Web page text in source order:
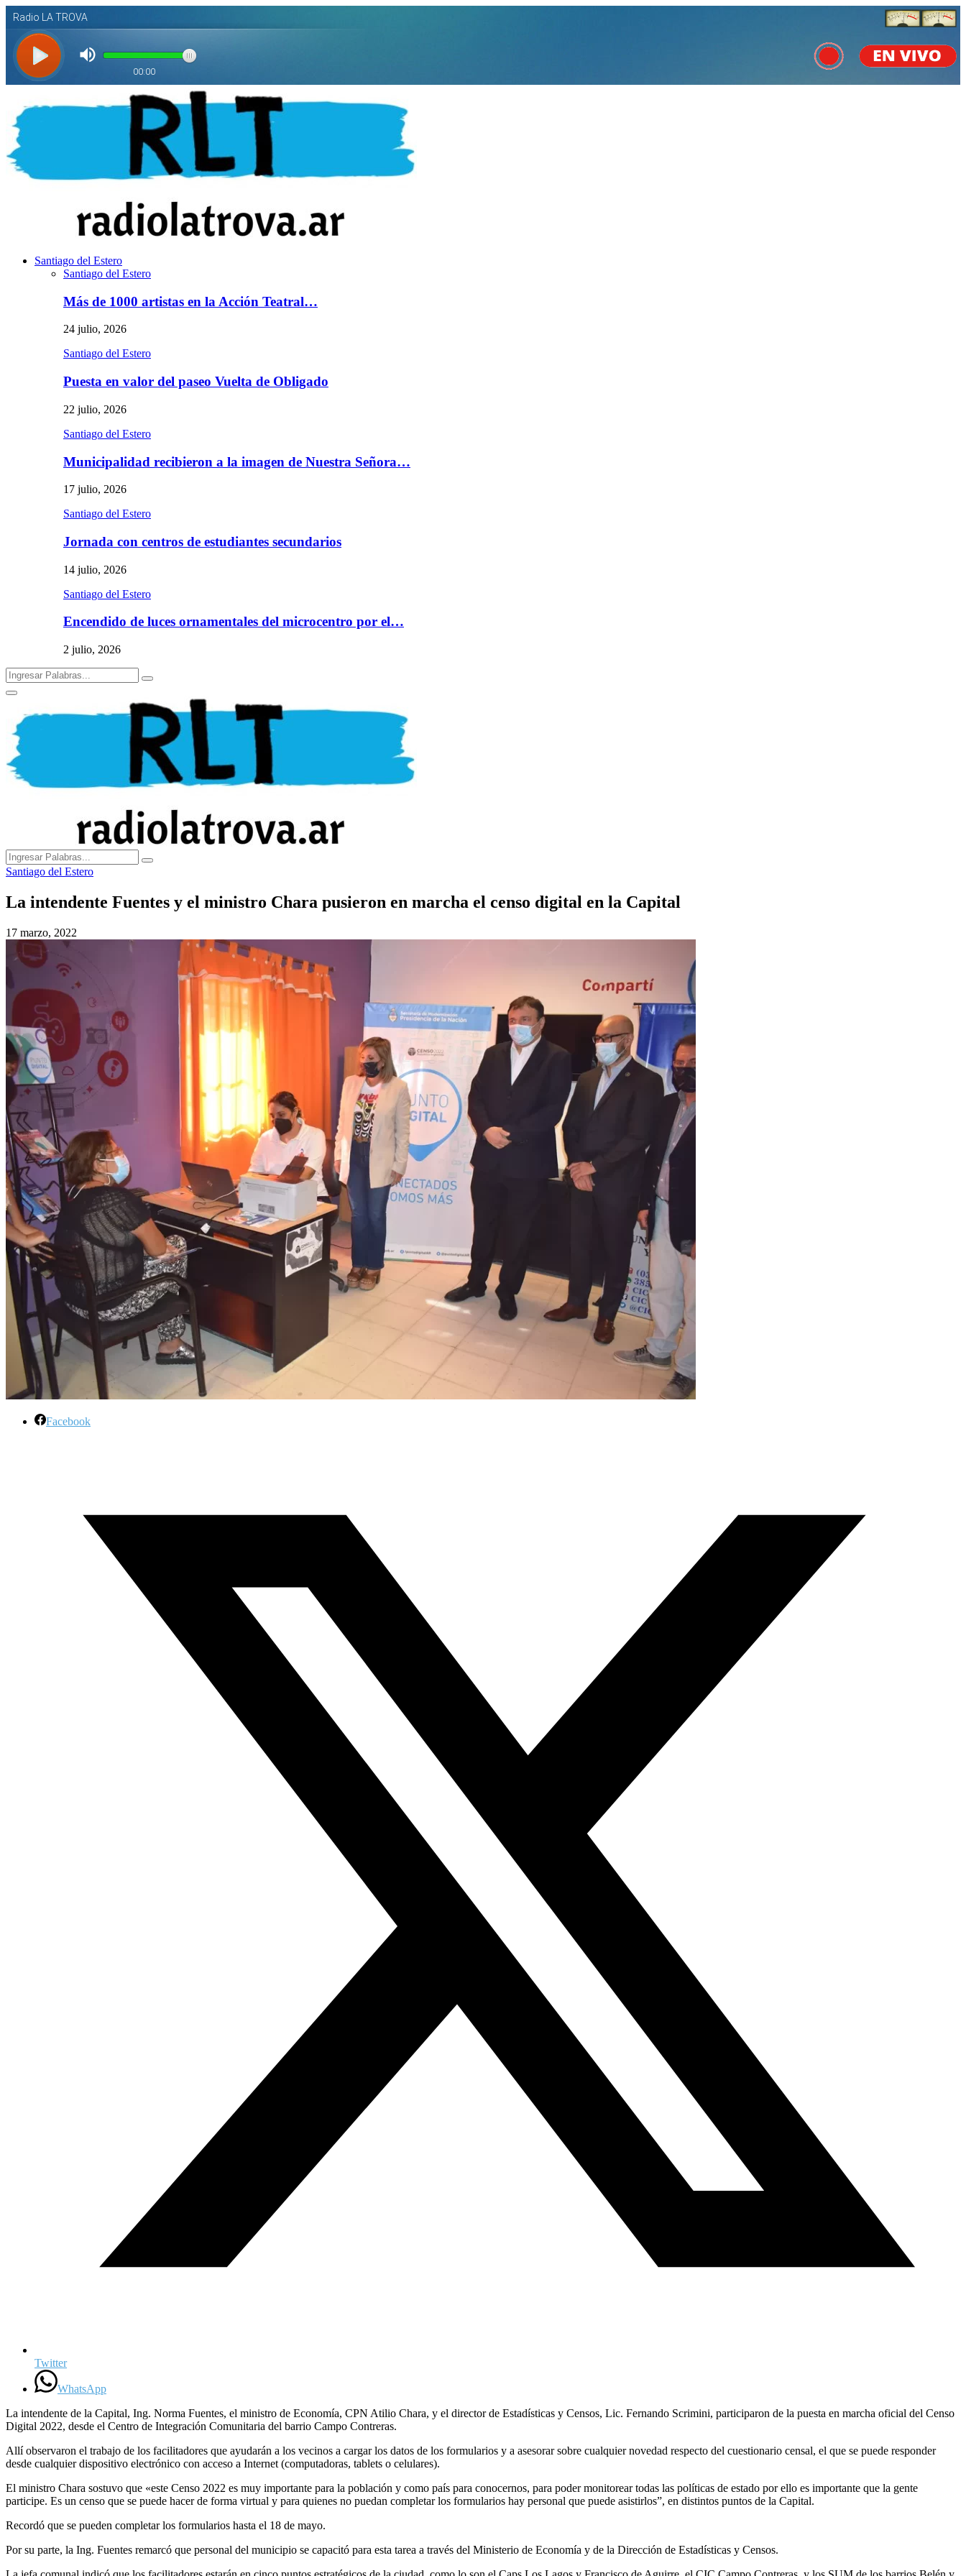
Santiago del Estero
Santiago del Estero
Más de 1000 artistas en la Acción Teatral…
24 julio, 2026
Santiago del Estero
Puesta en valor del paseo Vuelta de Obligado
22 julio, 2026
Santiago del Estero
Municipalidad recibieron a la imagen de Nuestra Señora…
17 julio, 2026
Santiago del Estero
Jornada con centros de estudiantes secundarios
14 julio, 2026
Santiago del Estero
Encendido de luces ornamentales del microcentro por el…
2 julio, 2026
Search
for:
Search
Primary
Search
for:
Search
Santiago del Estero
La intendente Fuentes y el ministro Chara pusieron en marcha el censo digital en la Capital
17 marzo, 2022
Facebook
Twitter
WhatsApp
La intendente de la Capital, Ing. Norma Fuentes, el ministro de Economía, CPN Atilio Chara, y el director de Estadísticas y Censos, Lic. Fernando Scrimini, participaron de la puesta en marcha oficial del Censo
Digital 2022, desde el Centro de Integración Comunitaria del barrio Campo Contreras.
Allí observaron el trabajo de los facilitadores que ayudarán a los vecinos a cargar los datos de los formularios y a asesorar sobre cualquier novedad respecto del cuestionario censal, el que se puede responder
desde cualquier dispositivo electrónico con acceso a Internet (computadoras, tablets o celulares).
El ministro Chara sostuvo que «este Censo 2022 es muy importante para la población y como país para conocernos, para poder monitorear todas las políticas de estado por ello es importante que la gente
participe. Es un censo que se puede hacer de forma virtual y para quienes no puedan completar los formularios hay personal que puede asistirlos”, en distintos puntos de la Capital.
Recordó que se pueden completar los formularios hasta el 18 de mayo.
Por su parte, la Ing. Fuentes remarcó que personal del municipio se capacitó para esta tarea a través del Ministerio de Economía y de la Dirección de Estadísticas y Censos.